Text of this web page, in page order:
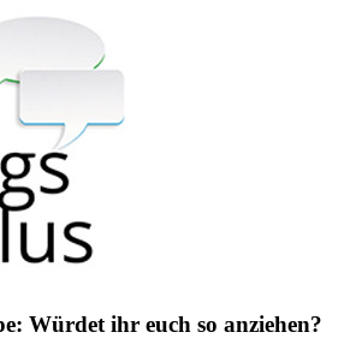
Würdet ihr euch so anziehen?